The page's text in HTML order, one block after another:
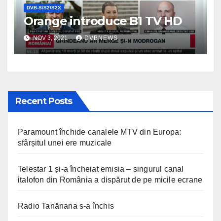
DVB-S/S2/S2X
Orange introduce B1 TV HD
NOV 3, 2021 DVBNEWS
Recent Posts
Paramount închide canalele MTV din Europa:
sfârșitul unei ere muzicale
Telestar 1 și-a încheiat emisia – singurul canal
italofon din România a dispărut de pe micile ecrane
Radio Tanănana s-a închis